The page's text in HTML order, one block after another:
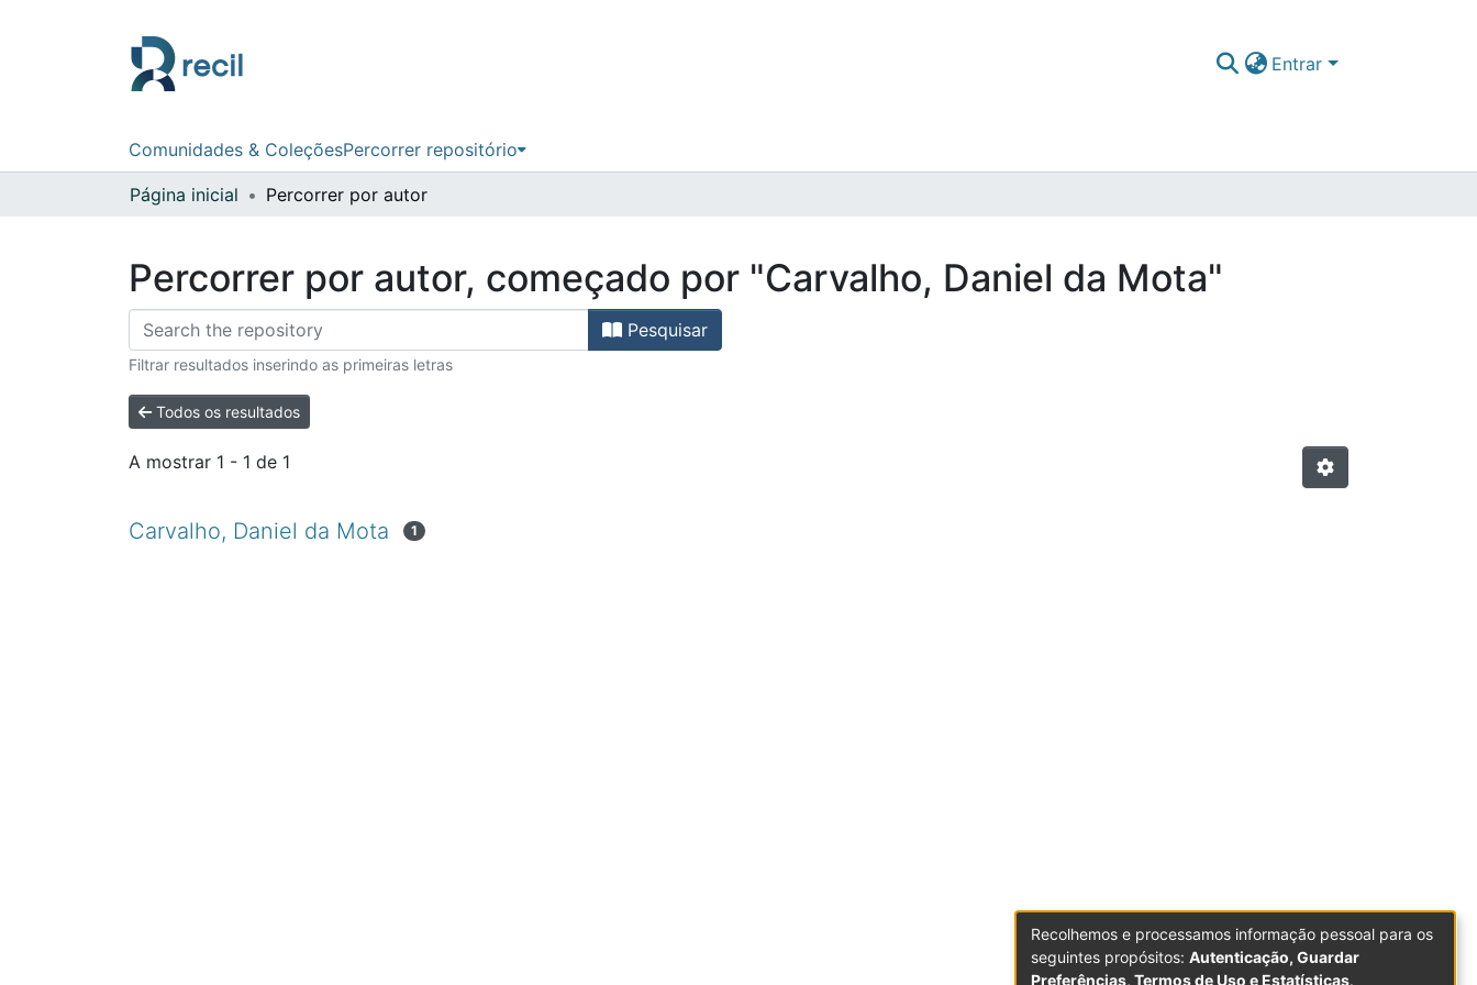
Entrar
Comunidades & ColeçõesPercorrer repositório
Página inicial Percorrer por autor
Percorrer por autor, começado por "Carvalho, Daniel da Mota"
Pesquisar
Filtrar resultados inserindo as primeiras letras
Todos os resultados
A mostrar 1 - 1 de 1
Carvalho, Daniel da Mota 1
Recolhemos e processamos informação pessoal para os
seguintes propósitos: Autenticação, Guardar
Preferências, Termos de Uso e Estatísticas.